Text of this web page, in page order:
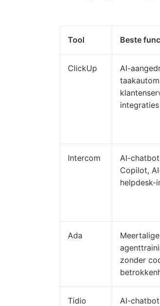
Tool Beste
ClickUp
AI-
Intercom
AI-
Copilot,
helpdesk-
Ada
zonder
Tidio
AI-